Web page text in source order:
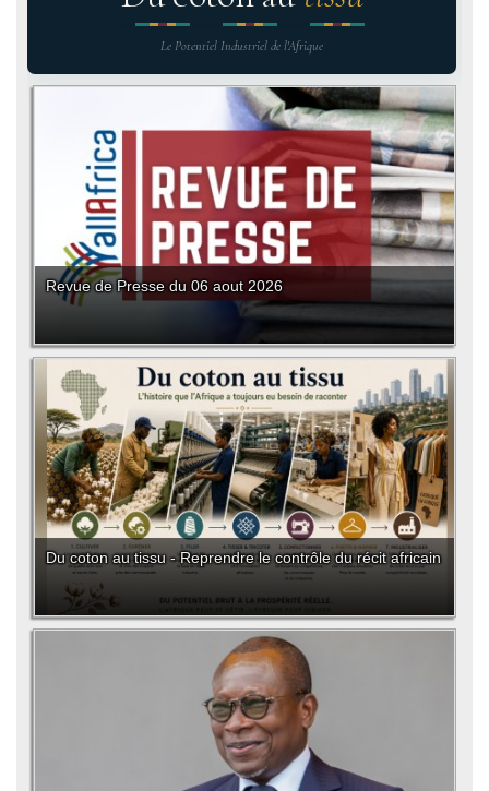
Le Potentiel Industriel de l'Afrique
Revue de Presse du 06 aout 2026
Du coton au tissu - Reprendre le contrôle du récit africain